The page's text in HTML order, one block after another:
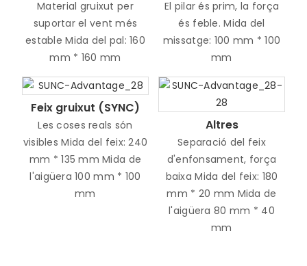
Material gruixut per
suportar el vent més
estable Mida del pal: 160
mm * 160 mm
El pilar és prim, la força
és feble. Mida del
missatge: 100 mm * 100
mm
Feix gruixut (SYNC)
Les coses reals són
visibles Mida del feix: 240
mm * 135 mm Mida de
l'aigüera 100 mm * 100
mm
Altres
Separació del feix
d'enfonsament, força
baixa Mida del feix: 180
mm * 20 mm Mida de
l'aigüera 80 mm * 40
mm